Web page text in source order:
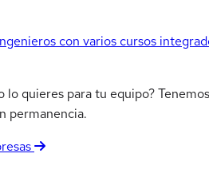
con varios cursos
lo quieres para tu equipo? Tenemos
permanencia.